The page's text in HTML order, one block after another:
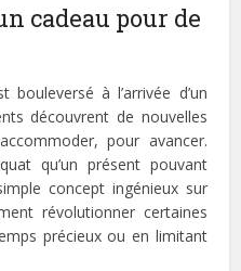
cadeau pour de
bouleversé à l’arrivée d’un
découvrent de nouvelles
pour avancer.
qu’un présent pouvant
concept ingénieux sur
révolutionner certaines
précieux ou en limitant